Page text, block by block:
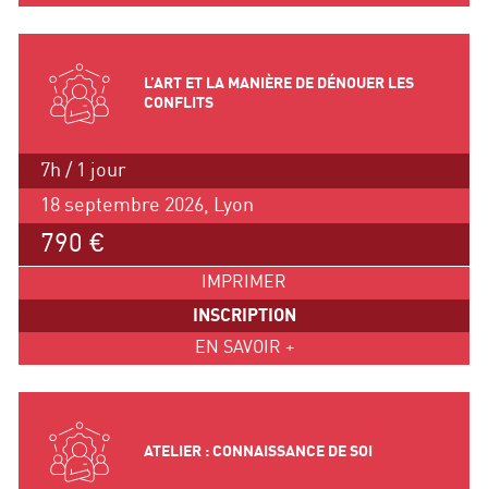
L’ART ET LA MANIÈRE DE DÉNOUER LES
CONFLITS
7h / 1 jour
18 septembre 2026, Lyon
790 €
IMPRIMER
INSCRIPTION
EN SAVOIR +
ATELIER : CONNAISSANCE DE SOI